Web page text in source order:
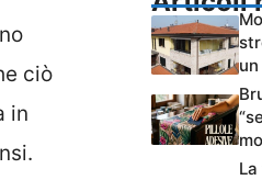
ciò
in